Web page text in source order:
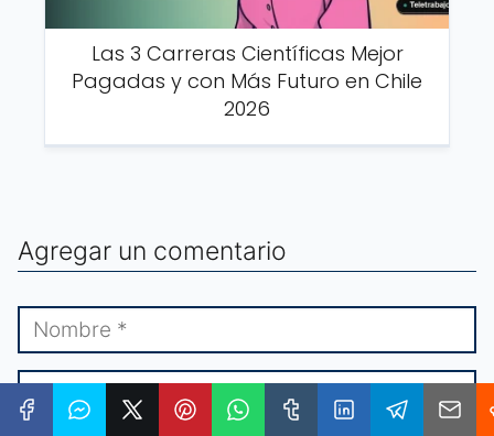
Las 3 Carreras Científicas Mejor
Pagadas y con Más Futuro en Chile
2026
Agregar un comentario